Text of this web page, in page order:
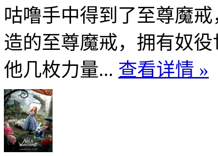
咕噜手中得到了至尊魔
造的至尊魔戒，拥有奴
他几枚力量... 查看详情 »